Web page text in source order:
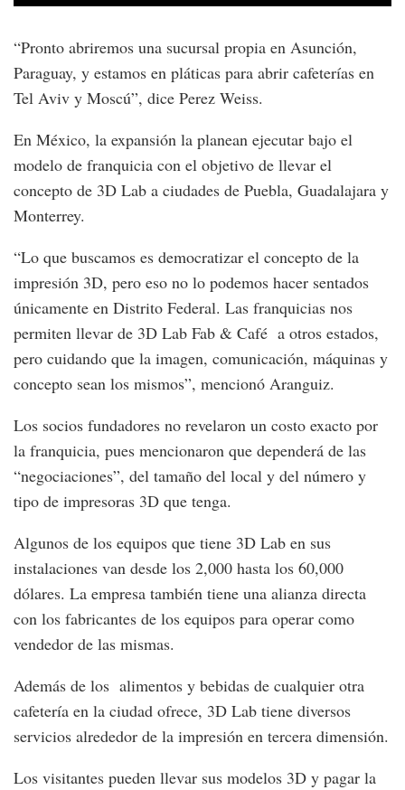
“Pronto abriremos una sucursal propia en Asunción,
Paraguay, y estamos en pláticas para abrir cafeterías en
Tel Aviv y Moscú”, dice Perez Weiss.
En México, la expansión la planean ejecutar bajo el
modelo de franquicia con el objetivo de llevar el
concepto de 3D Lab a ciudades de Puebla, Guadalajara y
Monterrey.
“Lo que buscamos es democratizar el concepto de la
impresión 3D, pero eso no lo podemos hacer sentados
únicamente en Distrito Federal. Las franquicias nos
permiten llevar de 3D Lab Fab & Café a otros estados,
pero cuidando que la imagen, comunicación, máquinas y
concepto sean los mismos”, mencionó Aranguiz.
Los socios fundadores no revelaron un costo exacto por
la franquicia, pues mencionaron que dependerá de las
“negociaciones”, del tamaño del local y del número y
tipo de impresoras 3D que tenga.
Algunos de los equipos que tiene 3D Lab en sus
instalaciones van desde los 2,000 hasta los 60,000
dólares. La empresa también tiene una alianza directa
con los fabricantes de los equipos para operar como
vendedor de las mismas.
Además de los alimentos y bebidas de cualquier otra
cafetería en la ciudad ofrece, 3D Lab tiene diversos
servicios alrededor de la impresión en tercera dimensión.
Los visitantes pueden llevar sus modelos 3D y pagar la